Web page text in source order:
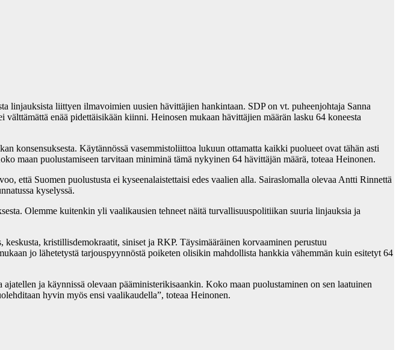
linjauksista liittyen ilmavoimien uusien hävittäjien hankintaan. SDP on vt. puheenjohtaja Sanna
enää pidettäisikään kiinni. Heinosen mukaan hävittäjien määrän lasku 64 koneesta
konsensuksesta. Käytännössä vasemmistoliittoa lukuun ottamatta kaikki puolueet ovat tähän asti
maan puolustamiseen tarvitaan miniminä tämä nykyinen 64 hävittäjän määrä, toteaa Heinonen.
että Suomen puolustusta ei kyseenalaistettaisi edes vaalien alla. Sairaslomalla olevaa Antti Rinnettä
kyselyssä.
Olemme kuitenkin yli vaalikausien tehneet näitä turvallisuuspolitiikan suuria linjauksia ja
kristillisdemokraatit, siniset ja RKP. Täysimääräinen korvaaminen perustuu
jo lähetetystä tarjouspyynnöstä poiketen olisikin mahdollista hankkia vähemmän kuin esitetyt 64
ja käynnissä olevaan pääministerikisaankin. Koko maan puolustaminen on sen laatuinen
hyvin myös ensi vaalikaudella”, toteaa Heinonen.